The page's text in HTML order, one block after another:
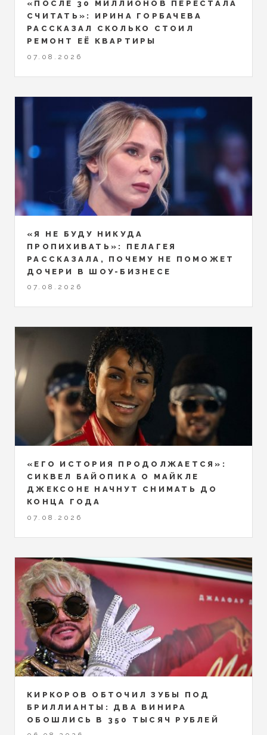
«ПОСЛЕ 30 МИЛЛИОНОВ ПЕРЕСТАЛА
СЧИТАТЬ»: ИРИНА ГОРБАЧЕВА
РАССКАЗАЛ СКОЛЬКО СТОИЛ
РЕМОНТ ЕЁ КВАРТИРЫ
07.08.2026
«Я НЕ БУДУ НИКУДА
ПРОПИХИВАТЬ»: ПЕЛАГЕЯ
РАССКАЗАЛА, ПОЧЕМУ НЕ ПОМОЖЕТ
ДОЧЕРИ В ШОУ-БИЗНЕСЕ
07.08.2026
«ЕГО ИСТОРИЯ ПРОДОЛЖАЕТСЯ»:
СИКВЕЛ БАЙОПИКА О МАЙКЛЕ
ДЖЕКСОНЕ НАЧНУТ СНИМАТЬ ДО
КОНЦА ГОДА
07.08.2026
КИРКОРОВ ОБТОЧИЛ ЗУБЫ ПОД
БРИЛЛИАНТЫ: ДВА ВИНИРА
ОБОШЛИСЬ В 350 ТЫСЯЧ РУБЛЕЙ